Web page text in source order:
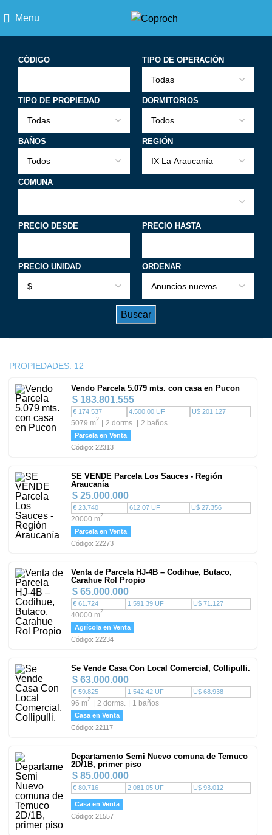
Menu
CÓDIGO TIPO DE OPERACIÓN
TIPO DE PROPIEDAD DORMITORIOS
BAÑOS REGIÓN
COMUNA
PRECIO DESDE PRECIO HASTA
PRECIO UNIDAD ORDENAR
PROPIEDADES: 12
Vendo Parcela 5.079 mts. con casa en Pucon
$ 183.801.555
€ 174.537 4.500,00 UF U$ 201.127
5079 m2 2 dorms. 2 baños
Parcela en Venta
Código: 22313
SE VENDE Parcela Los Sauces - Región
Araucanía
$ 25.000.000
€ 23.740 612,07 UF U$ 27.356
20000 m2
Parcela en Venta
Código: 22273
Venta de Parcela HJ-4B – Codihue, Butaco,
Carahue Rol Propio
$ 65.000.000
€ 61.724 1.591,39 UF U$ 71.127
40000 m2
Agrícola en Venta
Código: 22234
Se Vende Casa Con Local Comercial, Collipulli.
$ 63.000.000
€ 59.825 1.542,42 UF U$ 68.938
96 m2 2 dorms. 1 baños
Casa en Venta
Código: 22117
Departamento Semi Nuevo comuna de Temuco
2D/1B, primer piso
$ 85.000.000
€ 80.716 2.081,05 UF U$ 93.012
Casa en Venta
Código: 21557